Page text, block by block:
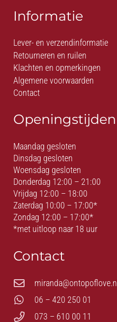
Informatie
Lever- en verzendinformatie
Retourneren en ruilen
Klachten en opmerkingen
Algemene voorwaarden
Contact
Openingstijden
Maandag gesloten
Dinsdag gesloten
Woensdag gesloten
Donderdag 12:00 – 21:00
Vrijdag 12:00 – 18:00
Zaterdag 10:00 – 17:00*
Zondag 12:00 – 17:00*
*met uitloop naar 18 uur
Contact
miranda@ontopoflove.nl
06 – 420 250 01
073 – 610 00 11